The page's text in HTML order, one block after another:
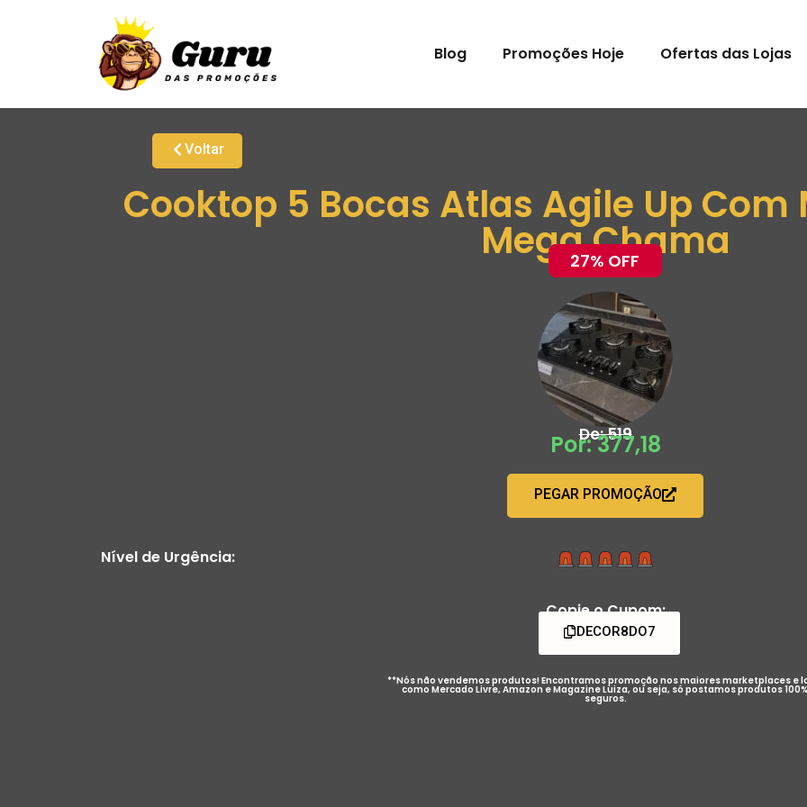
Blog Promoções Hoje Ofertas das Lojas
Voltar
Cooktop 5 Bocas Atlas Agile Up Com
Mega Chama
27% OFF
De: 519
Por: 377,18
PEGAR PROMOÇÃO
Nível de Urgência:
Copie o Cupom:
DECOR8DO7
**Nós não vendemos produtos! Encontramos promoção nos maiores marketplaces e
como Mercado Livre, Amazon e Magazine Luiza, ou seja, só postamos produtos 100%
seguros.